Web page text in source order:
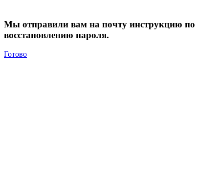
Мы отправили вам на почту инструкцию по
восстановлению пароля.
Готово